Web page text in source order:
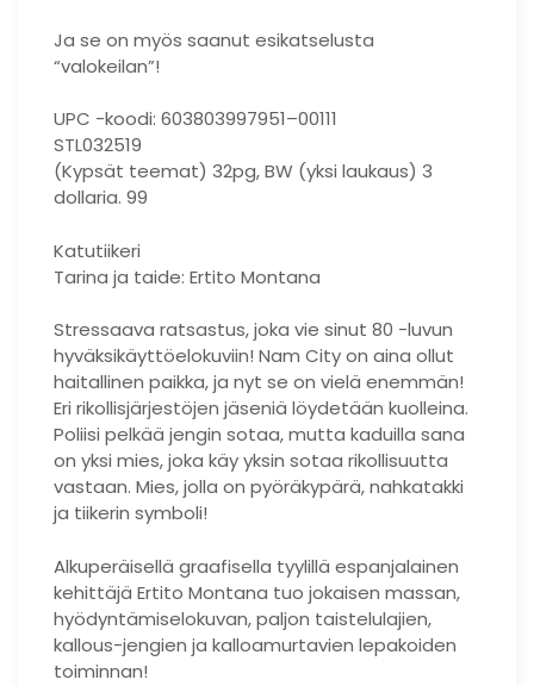
Ja se on myös saanut esikatselusta
“valokeilan”!
UPC -koodi: 603803997951–00111
STL032519
(Kypsät teemat) 32pg, BW (yksi laukaus) 3
dollaria. 99
Katutiikeri
Tarina ja taide: Ertito Montana
Stressaava ratsastus, joka vie sinut 80 -luvun
hyväksikäyttöelokuviin! Nam City on aina ollut
haitallinen paikka, ja nyt se on vielä enemmän!
Eri rikollisjärjestöjen jäseniä löydetään kuolleina.
Poliisi pelkää jengin sotaa, mutta kaduilla sana
on yksi mies, joka käy yksin sotaa rikollisuutta
vastaan. Mies, jolla on pyöräkypärä, nahkatakki
ja tiikerin symboli!
Alkuperäisellä graafisella tyylillä espanjalainen
kehittäjä Ertito Montana tuo jokaisen massan,
hyödyntämiselokuvan, paljon taistelulajien,
kallous-jengien ja kalloamurtavien lepakoiden
toiminnan!